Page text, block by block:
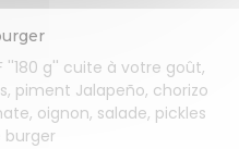
g'' cuite à votre goût,
piment Jalapeño, chorizo
oignon, salade, pickles
burger